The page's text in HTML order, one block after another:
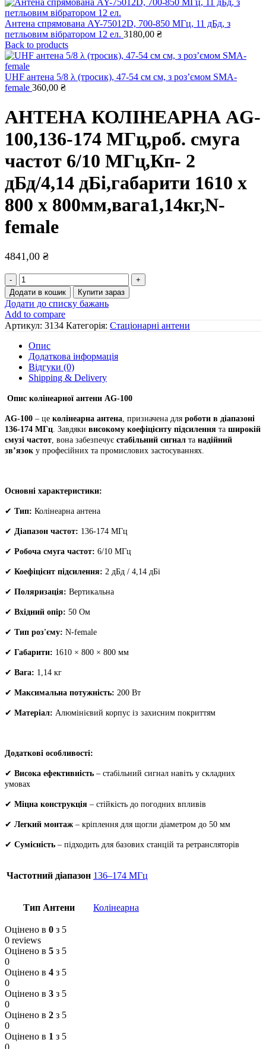
Антена спрямована AY-75012D, 700-850 МГц, 11 дБд, з
петльовим вібратором 12 ел. 3180,00 ₴
Back to products
UHF антена 5/8 λ (тросик), 47-54 см см, з роз’ємом SMA-
female 360,00 ₴
АНТЕНА КОЛІНЕАРНА AG-
100,136-174 МГц,роб. смуга
частот 6/10 МГц,Кп- 2
дБд/4,14 дБі,габарити 1610 х
800 х 800мм,вага1,14кг,N-
femаle
4841,00 ₴
АНТЕНА
КОЛІНЕАРНА
AG-
100,136-
174
МГц,роб.
смуга
частот
6/10
МГц,Кп-
дБд/4,14
дБі,габарити
1610
х
800
х
Додати в кошик Купити зараз
Додати до списку бажань
Add to compare
Артикул: 3134 Категорія: Стаціонарні антени
Опис
Додаткова інформація
Відгуки (0)
Shipping & Delivery
Опис колінеарної антени AG-100
AG-100 – це колінеарна антена, призначена для роботи в діапазоні
136-174 МГц. Завдяки високому коефіцієнту підсилення та широкій
смузі частот, вона забезпечує стабільний сигнал та надійний
зв’язок у професійних та промислових застосуваннях.
Основні характеристики:
✔ Тип: Колінеарна антена
✔ Діапазон частот: 136-174 МГц
✔ Робоча смуга частот: 6/10 МГц
✔ Коефіцієнт підсилення: 2 дБд / 4,14 дБі
✔ Поляризація: Вертикальна
✔ Вхідний опір: 50 Ом
✔ Тип роз'єму: N-female
✔ Габарити: 1610 × 800 × 800 мм
✔ Вага: 1,14 кг
✔ Максимальна потужність: 200 Вт
✔ Матеріал: Алюмінієвий корпус із захисним покриттям
Додаткові особливості:
✔ Висока ефективність – стабільний сигнал навіть у складних
умовах
✔ Міцна конструкція – стійкість до погодних впливів
✔ Легкий монтаж – кріплення для щогли діаметром до 50 мм
✔ Сумісність – підходить для базових станцій та ретрансляторів
Частотний діапазон 136–174 МГц
Тип Антени Колінеарна
Оцінено в 0 з 5
0 reviews
Оцінено в 5 з 5
0
Оцінено в 4 з 5
0
Оцінено в 3 з 5
0
Оцінено в 2 з 5
0
Оцінено в 1 з 5
0